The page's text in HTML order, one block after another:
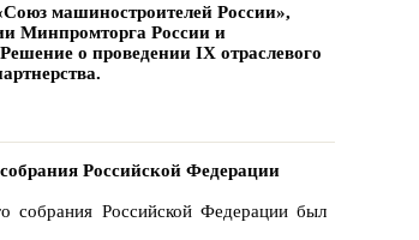
машиностроителей России»,
Минпромторга России и
о проведении IX отраслевого
Российской Федерации
собрания Российской Федерации был